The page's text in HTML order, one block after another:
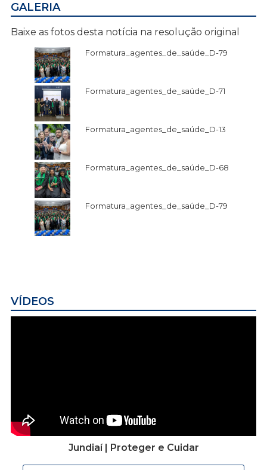
GALERIA
Baixe as fotos desta notícia na resolução original
Formatura_agentes_de_saúde_D-79
Formatura_agentes_de_saúde_D-71
Formatura_agentes_de_saúde_D-13
Formatura_agentes_de_saúde_D-68
Formatura_agentes_de_saúde_D-79
VÍDEOS
Jundiaí | Proteger e Cuidar